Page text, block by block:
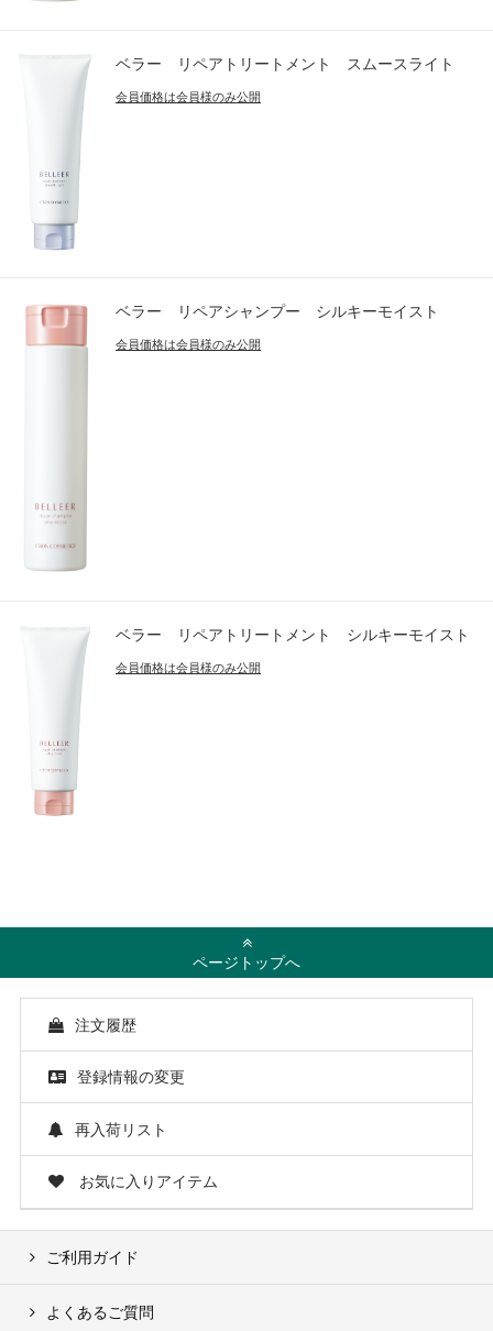
ベラー リペアトリートメント スムースライト
会員価格は会員様のみ公開
ベラー リペアシャンプー シルキーモイスト
会員価格は会員様のみ公開
ベラー リペアトリートメント シルキーモイスト
会員価格は会員様のみ公開
ページトップへ
注文履歴
登録情報の変更
再入荷リスト
お気に入りアイテム
ご利用ガイド
よくあるご質問